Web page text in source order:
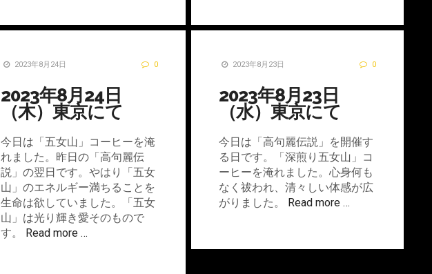
2023年8月24日 0
2023年8月24日
（木）東京にて
今日は「五女山」コーヒーを淹
れました。昨日の「高句麗伝
説」の翌日です。やはり「五女
山」のエネルギー満ちることを
生命は欲していました。「五女
山」は光り輝き愛そのもので
す。
Read more …
2023年8月23日 0
2023年8月23日
（水）東京にて
今日は「高句麗伝説」を開催す
る日です。「深煎り五女山」コ
ーヒーを淹れました。心身何も
なく祓われ、清々しい体感が広
がりました。
Read more …